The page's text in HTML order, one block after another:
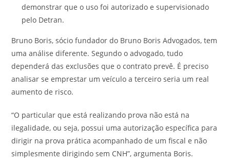
demonstrar que o uso foi autorizado e supervisionado
pelo Detran.
Bruno Boris, sócio fundador do Bruno Boris Advogados, tem
uma análise diferente. Segundo o advogado, tudo
dependerá das exclusões que o contrato prevê. É preciso
analisar se emprestar um veículo a terceiro seria um real
aumento de risco.
“O particular que está realizando prova não está na
ilegalidade, ou seja, possui uma autorização específica para
dirigir na prova prática acompanhado de um fiscal e não
simplesmente dirigindo sem CNH”, argumenta Boris.